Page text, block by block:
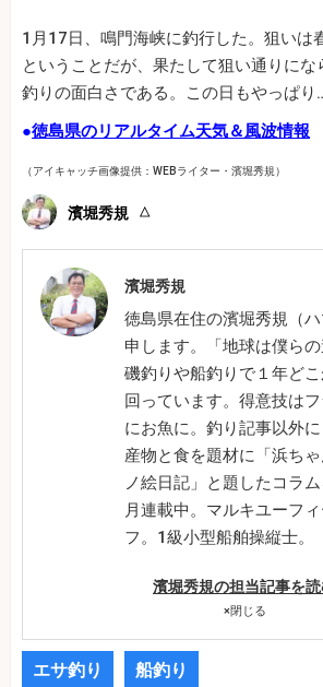
1月17日、鳴門海峡に釣行した。狙いは
ということだが、果たして狙い通りに
釣りの面白さである。この日もやっぱり
●徳島県のリアルタイム天気＆風波情報
（アイキャッチ画像提供：WEBライター・濱堀秀規）
濱堀秀規
濱堀秀規
徳島県在住の濱堀秀規（
申します。「地球は僕ら
磯釣りや船釣りで１年ど
回っています。得意技は
にお魚に。釣り記事以外
産物と食を題材に「浜ち
ノ絵日記」と題したコラ
月連載中。マルキユーフ
フ。1級小型船舶操縦士。
濱堀秀規の担当記事を
×閉じる
エサ釣り 船釣り